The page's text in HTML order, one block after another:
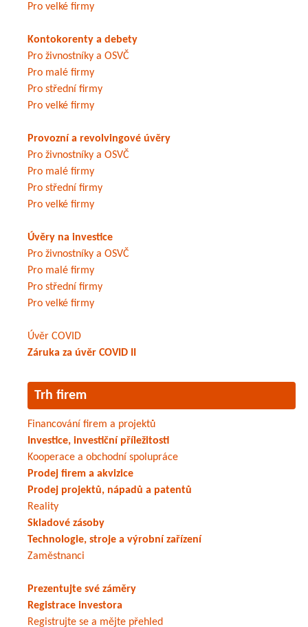
Pro velké firmy
Kontokorenty a debety
Pro živnostníky a OSVČ
Pro malé firmy
Pro střední firmy
Pro velké firmy
Provozní a revolvingové úvěry
Pro živnostníky a OSVČ
Pro malé firmy
Pro střední firmy
Pro velké firmy
Úvěry na investice
Pro živnostníky a OSVČ
Pro malé firmy
Pro střední firmy
Pro velké firmy
Úvěr COVID
Záruka za úvěr COVID II
Trh firem
Financování firem a projektů
Investice, investiční příležitosti
Kooperace a obchodní spolupráce
Prodej firem a akvizice
Prodej projektů, nápadů a patentů
Reality
Skladové zásoby
Technologie, stroje a výrobní zařízení
Zaměstnanci
Prezentujte své záměry
Registrace investora
Registrujte se a mějte přehled